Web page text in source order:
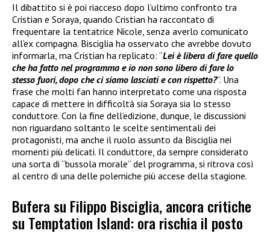
Il dibattito si è poi riacceso dopo l’ultimo confronto tra
Cristian e Soraya, quando Cristian ha raccontato di
frequentare la tentatrice Nicole, senza averlo comunicato
all’ex compagna. Bisciglia ha osservato che avrebbe dovuto
informarla, ma Cristian ha replicato: “Lei è libera di fare quello
che ha fatto nel programma e io non sono libero di fare lo
stesso fuori, dopo che ci siamo lasciati e con rispetto?”. Una
frase che molti fan hanno interpretato come una risposta
capace di mettere in difficoltà sia Soraya sia lo stesso
conduttore. Con la fine dell’edizione, dunque, le discussioni
non riguardano soltanto le scelte sentimentali dei
protagonisti, ma anche il ruolo assunto da Bisciglia nei
momenti più delicati. Il conduttore, da sempre considerato
una sorta di “bussola morale” del programma, si ritrova così
al centro di una delle polemiche più accese della stagione.
Bufera su Filippo Bisciglia, ancora critiche
su Temptation Island: ora rischia il posto